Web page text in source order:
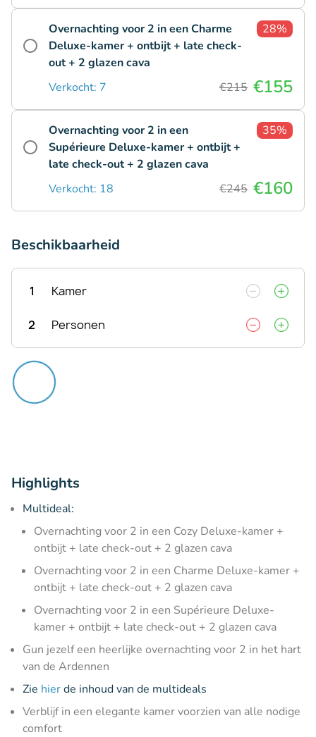
Overnachting voor 2 in een Charme
Deluxe-kamer + ontbijt + late check-
out + 2 glazen cava
28%
Verkocht: 7 €215 €155
Overnachting voor 2 in een
Supérieure Deluxe-kamer + ontbijt +
late check-out + 2 glazen cava
35%
Verkocht: 18 €245 €160
Beschikbaarheid
1 Kamer
2 Personen
Highlights
Multideal:
Overnachting voor 2 in een Cozy Deluxe-kamer +
ontbijt + late check-out + 2 glazen cava
Overnachting voor 2 in een Charme Deluxe-kamer +
ontbijt + late check-out + 2 glazen cava
Overnachting voor 2 in een Supérieure Deluxe-
kamer + ontbijt + late check-out + 2 glazen cava
Gun jezelf een heerlijke overnachting voor 2 in het hart
van de Ardennen
Zie hierde inhoud van de multideals
Verblijf in een elegante kamer voorzien van alle nodige
comfort